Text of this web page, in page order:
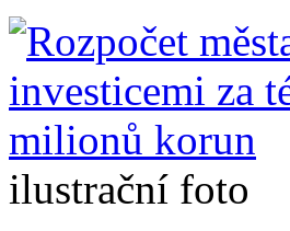
ilustrační foto